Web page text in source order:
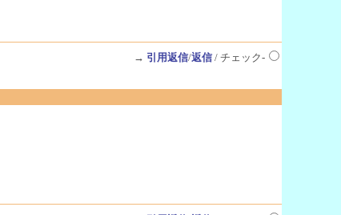
→ 引用返信/返信/ チェック-